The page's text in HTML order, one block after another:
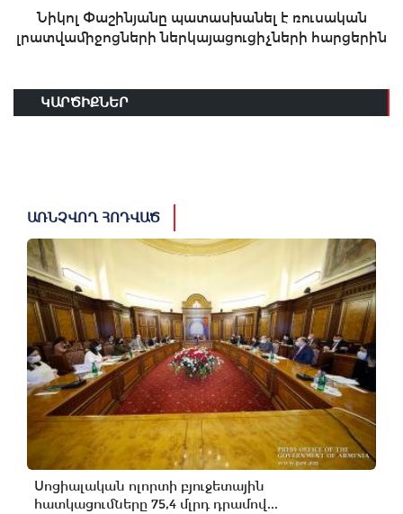
Նիկոլ Փաշինյանը պատասխանել է ռուսական
լրատվամիջոցների ներկայացուցիչների հարցերին
ԿԱՐԾԻՔՆԵՐ
ԱՌՆՉՎՈՂ ՀՈԴՎԱԾ
Սոցիալական ոլորտի բյուջետային
հատկացումները 75,4 մլրդ դրամով...